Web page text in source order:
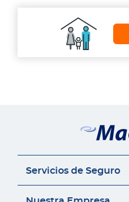
Servicios de Seguro